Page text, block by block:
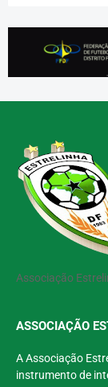
Associação
ASSOCIAÇÃO
A Associação
instrumento de